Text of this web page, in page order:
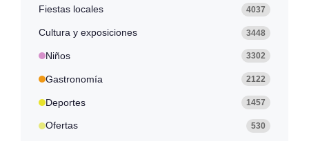
Fiestas locales 4037
Cultura y exposiciones 3448
Niños 3302
Gastronomía 2122
Deportes 1457
Ofertas 530